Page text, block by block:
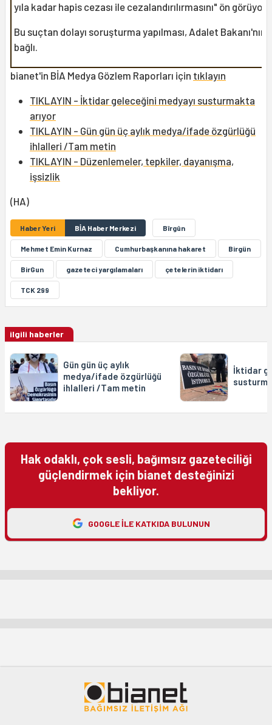
yıla kadar hapis cezası ile cezalandırılırmasını" ön görüyor.
Bu suçtan dolayı soruşturma yapılması, Adalet Bakanı'nın
bağlı.
bianet'in BİA Medya Gözlem Raporları için tıklayın
TIKLAYIN - İktidar geleceğini medyayı susturmakta
arıyor
TIKLAYIN - Gün gün üç aylık medya/ifade özgürlüğü
ihlalleri /Tam metin
TIKLAYIN - Düzenlemeler, tepkiler, dayanışma,
işsizlik
(HA)
Haber Yeri BİA Haber Merkezi Bîrgûn
Mehmet Emin Kurnaz Cumhurbaşkanına hakaret Birgün
BirGun gazeteci yargılamaları çetelerin iktidarı
TCK 299
ilgili haberler
Gün gün üç aylık
medya/ifade özgürlüğü
ihlalleri /Tam metin
İktidar
Hak odaklı, çok sesli, bağımsız gazeteciliği
güçlendirmek için bianet desteğinizi
bekliyor.
GOOGLE ILE KATKIDA BULUNUN